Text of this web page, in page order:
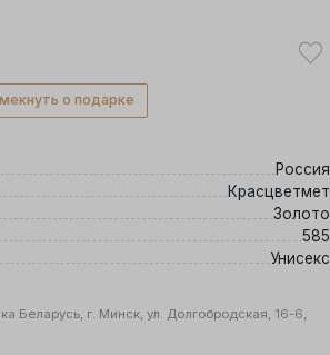
о подарке
Россия
Красцветмет
Золото
585
Унисекс
Беларусь, г. Минск, ул. Долгобродская, 16-6,